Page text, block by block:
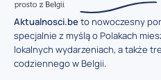
Aktualnosci.beto nowoczesny
specjalnie z myślą o Polakach
lokalnych wydarzeniach, a także
codziennego w Belgii.